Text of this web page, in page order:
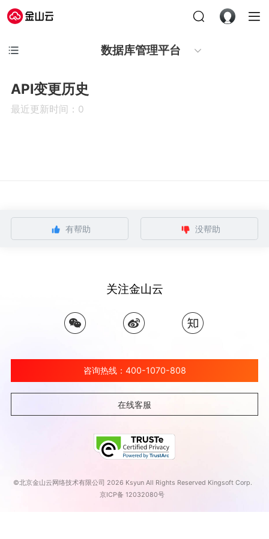
数据库管理平台
API变更历史
最近更新时间：0
有帮助 没帮助
关注金山云
咨询热线：400-1070-808
在线客服
©北京金山云网络技术有限公司 2026 Ksyun All Rights Reserved Kingsoft Corp.
京ICP备 12032080号